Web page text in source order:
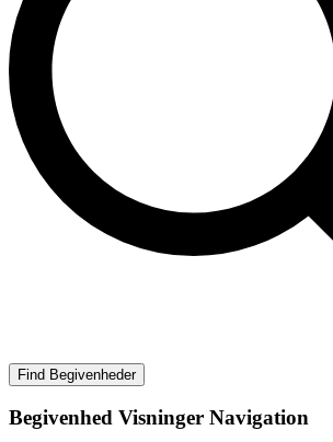
Find Begivenheder
Begivenhed Visninger Navigation